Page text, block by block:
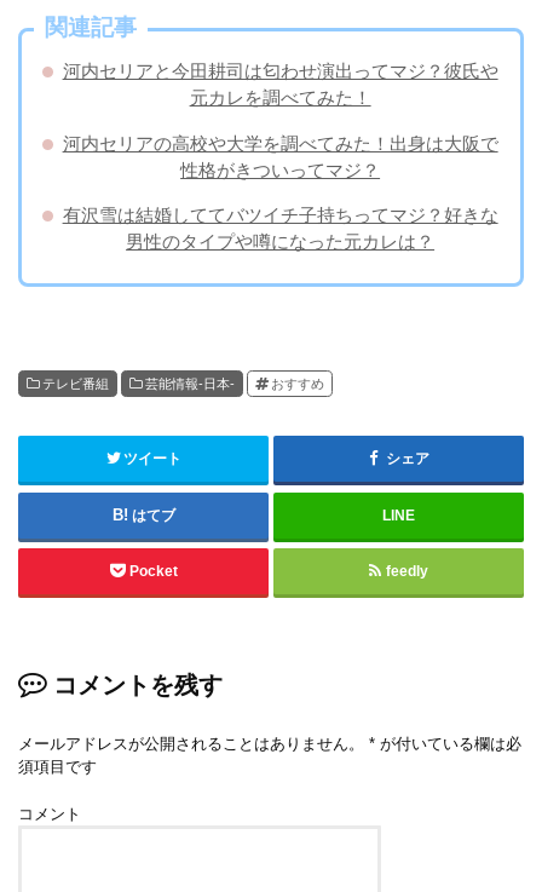
関連記事
河内セリアと今田耕司は匂わせ演出ってマジ？彼氏や
元カレを調べてみた！
河内セリアの高校や大学を調べてみた！出身は大阪で
性格がきついってマジ？
有沢雪は結婚しててバツイチ子持ちってマジ？好きな
男性のタイプや噂になった元カレは？
テレビ番組 芸能情報-日本- おすすめ
ツイート シェア
はてブ LINE
Pocket feedly
コメントを残す
メールアドレスが公開されることはありません。 * が付いている欄は必
須項目です
コメント